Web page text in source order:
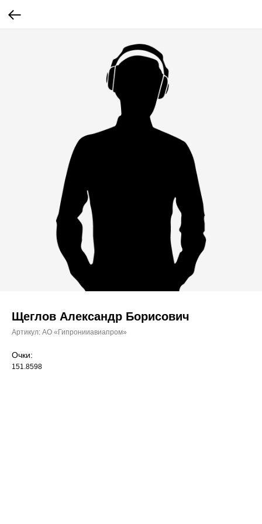
Щеглов Александр Борисович
Артикул: АО «Гипронииавиапром»
Очки:
151.8598